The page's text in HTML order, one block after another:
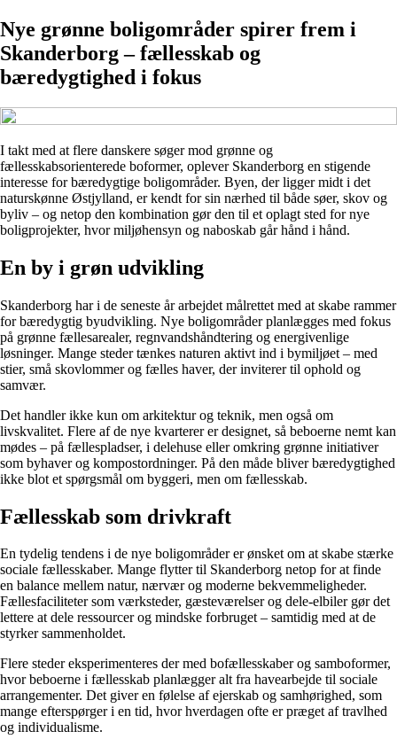
Nye grønne boligområder spirer frem i
Skanderborg – fællesskab og
bæredygtighed i fokus
I takt med at flere danskere søger mod grønne og
fællesskabsorienterede boformer, oplever Skanderborg en stigende
interesse for bæredygtige boligområder. Byen, der ligger midt i det
naturskønne Østjylland, er kendt for sin nærhed til både søer, skov og
byliv – og netop den kombination gør den til et oplagt sted for nye
boligprojekter, hvor miljøhensyn og naboskab går hånd i hånd.
En by i grøn udvikling
Skanderborg har i de seneste år arbejdet målrettet med at skabe rammer
for bæredygtig byudvikling. Nye boligområder planlægges med fokus
på grønne fællesarealer, regnvandshåndtering og energivenlige
løsninger. Mange steder tænkes naturen aktivt ind i bymiljøet – med
stier, små skovlommer og fælles haver, der inviterer til ophold og
samvær.
Det handler ikke kun om arkitektur og teknik, men også om
livskvalitet. Flere af de nye kvarterer er designet, så beboerne nemt kan
mødes – på fællespladser, i delehuse eller omkring grønne initiativer
som byhaver og kompostordninger. På den måde bliver bæredygtighed
ikke blot et spørgsmål om byggeri, men om fællesskab.
Fællesskab som drivkraft
En tydelig tendens i de nye boligområder er ønsket om at skabe stærke
sociale fællesskaber. Mange flytter til Skanderborg netop for at finde
en balance mellem natur, nærvær og moderne bekvemmeligheder.
Fællesfaciliteter som værksteder, gæsteværelser og dele-elbiler gør det
lettere at dele ressourcer og mindske forbruget – samtidig med at de
styrker sammenholdet.
Flere steder eksperimenteres der med bofællesskaber og samboformer,
hvor beboerne i fællesskab planlægger alt fra havearbejde til sociale
arrangementer. Det giver en følelse af ejerskab og samhørighed, som
mange efterspørger i en tid, hvor hverdagen ofte er præget af travlhed
og individualisme.